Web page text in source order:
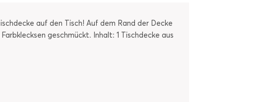
auf den Tisch! Auf dem Rand der Decke
geschmückt. Inhalt: 1 Tischdecke aus